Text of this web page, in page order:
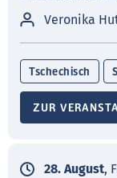
Veronika
Tschechisch
ZUR
28. August,